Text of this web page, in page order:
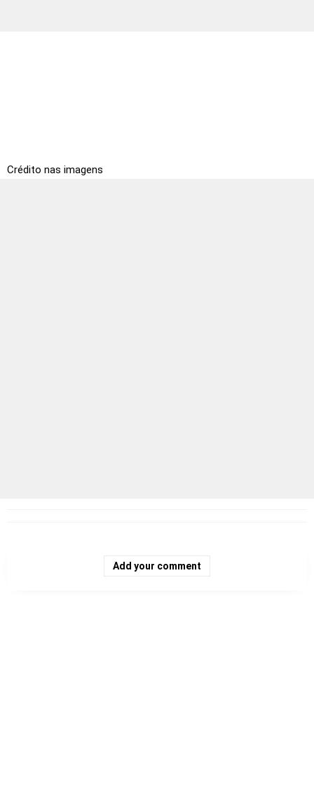
Crédito nas imagens
Add your comment